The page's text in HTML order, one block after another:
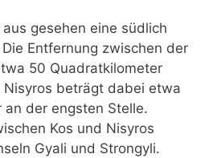
gesehen eine südlich
Entfernung zwischen der
50 Quadratkilometer
Nisyros beträgt dabei etwa
der engsten Stelle.
Kos und Nisyros
Gyali und Strongyli.